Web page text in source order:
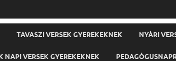
TAVASZI VERSEK GYEREKEKNEK NYÁRI
NAPI VERSEK GYEREKEKNEK